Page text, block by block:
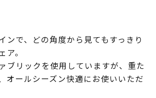
ンで、どの角度から見てもすっきり
。
ブリックを使用していますが、重た
オールシーズン快適にお使いいただ